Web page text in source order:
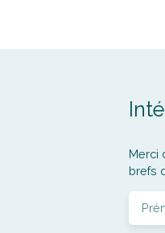
Merci
brefs